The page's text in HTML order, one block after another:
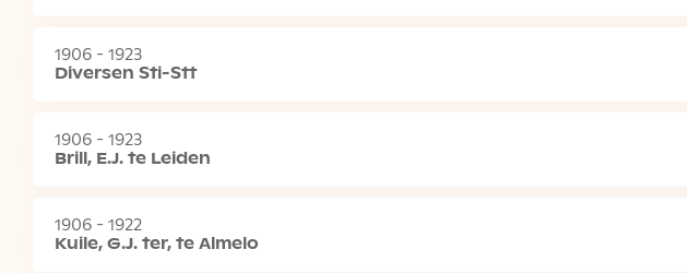
1906 - 1923
Diversen Sti-Stt
1906 - 1923
Brill, E.J. te Leiden
1906 - 1922
Kuile, G.J. ter, te Almelo